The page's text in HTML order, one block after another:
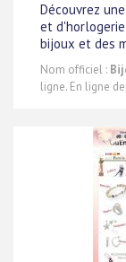
Découvrez
et
bijoux et des
Nom officiel :
ligne. En ligne